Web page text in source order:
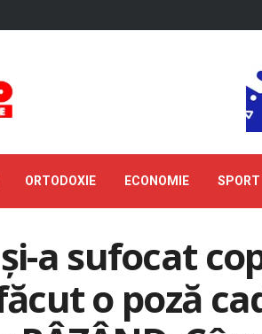
ORTODOXIE ECONOMIE SPORT
a sufocat
o poză